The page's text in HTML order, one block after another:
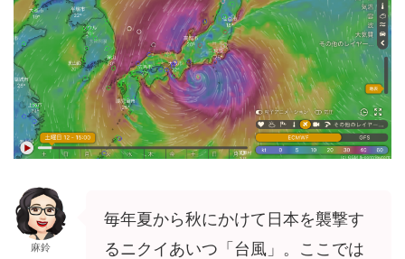
麻鈴
毎年夏から秋にかけて日本を襲撃す
るニクイあいつ「台風」。ここでは